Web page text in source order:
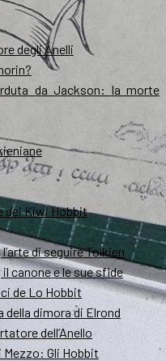
degli Anelli
da Jackson: la morte
dei Kiwi Hobbit
di seguire Tolkien
canone e le sue sfide
de Lo Hobbit
della dimora di Elrond
dell’Anello
Mezzo: Gli Hobbit